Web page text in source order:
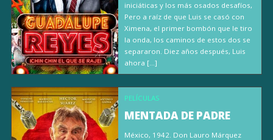
iniciáticas y los más osados desafíos,
Pero a raíz de que Luis se casó con
Ximena, el primer bombón que le tiro
la onda, los caminos de estos dos se
separaron. Diez años después, Luis
ahora […]
PELÍCULAS
MENTADA DE PADRE
México, 1942. Don Lauro Márquez